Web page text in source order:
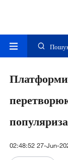
Платформи
02:48:52 27-Jun-